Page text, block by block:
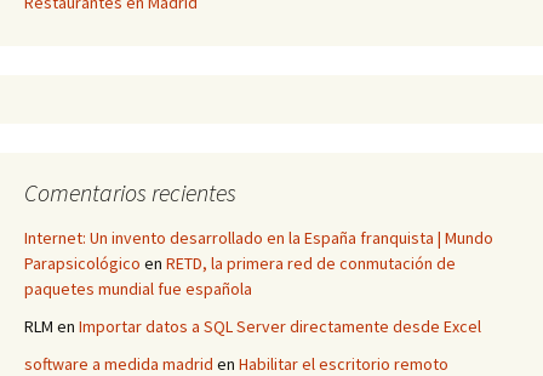
Comentarios recientes
Internet: Un invento desarrollado en la España franquista | Mundo
Parapsicológico en RETD, la primera red de conmutación de
paquetes mundial fue española
RLM en Importar datos a SQL Server directamente desde Excel
software a medida madrid en Habilitar el escritorio remoto